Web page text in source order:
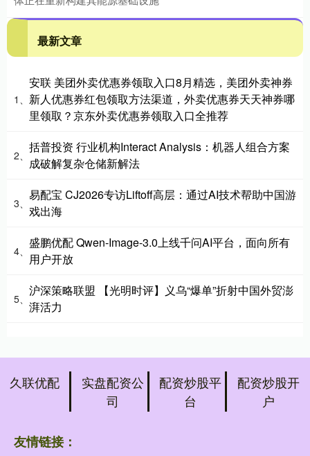
最新文章
1、
安联 美团外卖优惠券领取入口8月精选，美团外卖神券
新人优惠券红包领取方法渠道，外卖优惠券天天神券哪
里领取？京东外卖优惠券领取入口全推荐
2、
括普投资 行业机构Interact Analysis：机器人组合方案
成破解复杂仓储新解法
3、
易配宝 CJ2026专访Liftoff高层：通过AI技术帮助中国游
戏出海
4、
盛鹏优配 Qwen-Image-3.0上线千问AI平台，面向所有
用户开放
5、
沪深策略联盟 【光明时评】义乌“爆单”折射中国外贸澎
湃活力
久联优配
实盘配资公
司
配资炒股平
台
配资炒股开
户
友情链接：